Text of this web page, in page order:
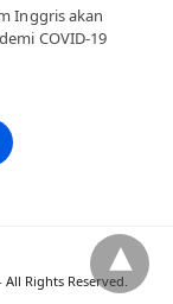
Inggris akan
COVID-19
Rights Reserved.